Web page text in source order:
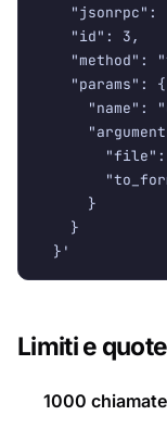
"jsonrpc":
    "id": 3,
"method":
    "params": {
"name":
      }
    }
  }'
Limiti e quote
1000